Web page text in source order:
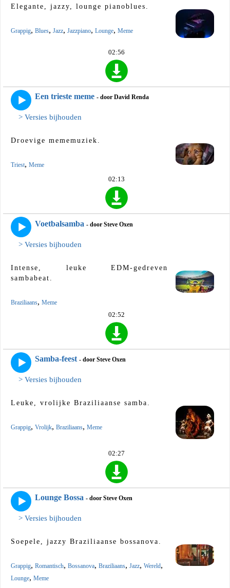
Elegante, jazzy, lounge pianoblues.
Grappig, Blues, Jazz, Jazzpiano, Lounge, Meme
02:56
Een trieste meme - door David Renda
> Versies bijhouden
Droevige mememuziek.
Triest, Meme
02:13
Voetbalsamba - door Steve Oxen
> Versies bijhouden
Intense, leuke EDM-gedreven
sambabeat.
Braziliaans, Meme
02:52
Samba-feest - door Steve Oxen
> Versies bijhouden
Leuke, vrolijke Braziliaanse samba.
Grappig, Vrolijk, Braziliaans, Meme
02:27
Lounge Bossa - door Steve Oxen
> Versies bijhouden
Soepele, jazzy Braziliaanse bossanova.
Grappig, Romantisch, Bossanova, Braziliaans, Jazz, Wereld,
Lounge, Meme